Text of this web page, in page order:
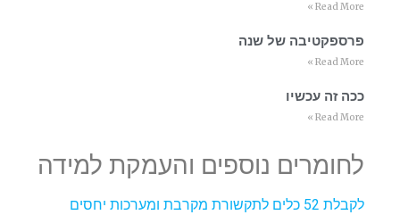
Read More »
פרספקטיבה של שנה
Read More »
ככה זה עכשיו
Read More »
לחומרים נוספים והעמקת למידה
לקבלת 52 כלים לתקשורת מקרבת ומערכות יחסים